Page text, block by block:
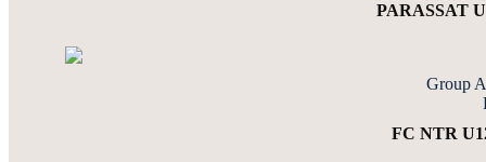
PARASSAT
Group
FC NTR